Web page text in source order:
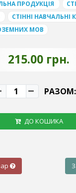
ПРОДУКЦІЯ
СТІННІ НАВЧАЛЬНІ
МОВ
215.00 грн.
РАЗОМ:
ДО КОШИКА